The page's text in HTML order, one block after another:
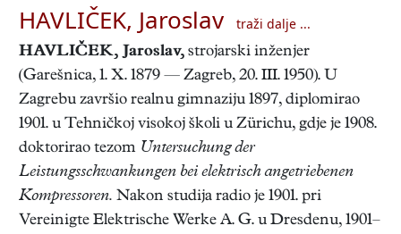
HAVLIČEK, Jaroslav
traži dalje ...
HAVLIČEK, Jaroslav, strojarski inženjer
(Garešnica, 1. X. 1879 — Zagreb, 20. III. 1950). U
Zagrebu završio realnu gimnaziju 1897, diplomirao
1901. u Tehničkoj visokoj školi u Zürichu, gdje je 1908.
doktorirao tezom Untersuchung der
Leistungsschwankungen bei elektrisch angetriebenen
Kompressoren. Nakon studija radio je 1901. pri
Vereinigte Elektrische Werke A. G. u Dresdenu, 1901–